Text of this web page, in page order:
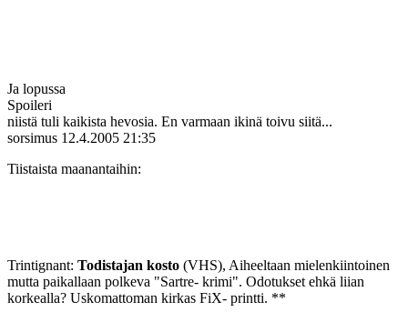
Ja lopussa
Spoileri
niistä tuli kaikista hevosia. En varmaan ikinä toivu siitä...
sorsimus 12.4.2005 21:35
Tiistaista maanantaihin:
Trintignant: Todistajan kosto (VHS), Aiheeltaan mielenkiintoinen
mutta paikallaan polkeva "Sartre- krimi". Odotukset ehkä liian
korkealla? Uskomattoman kirkas FiX- printti. **